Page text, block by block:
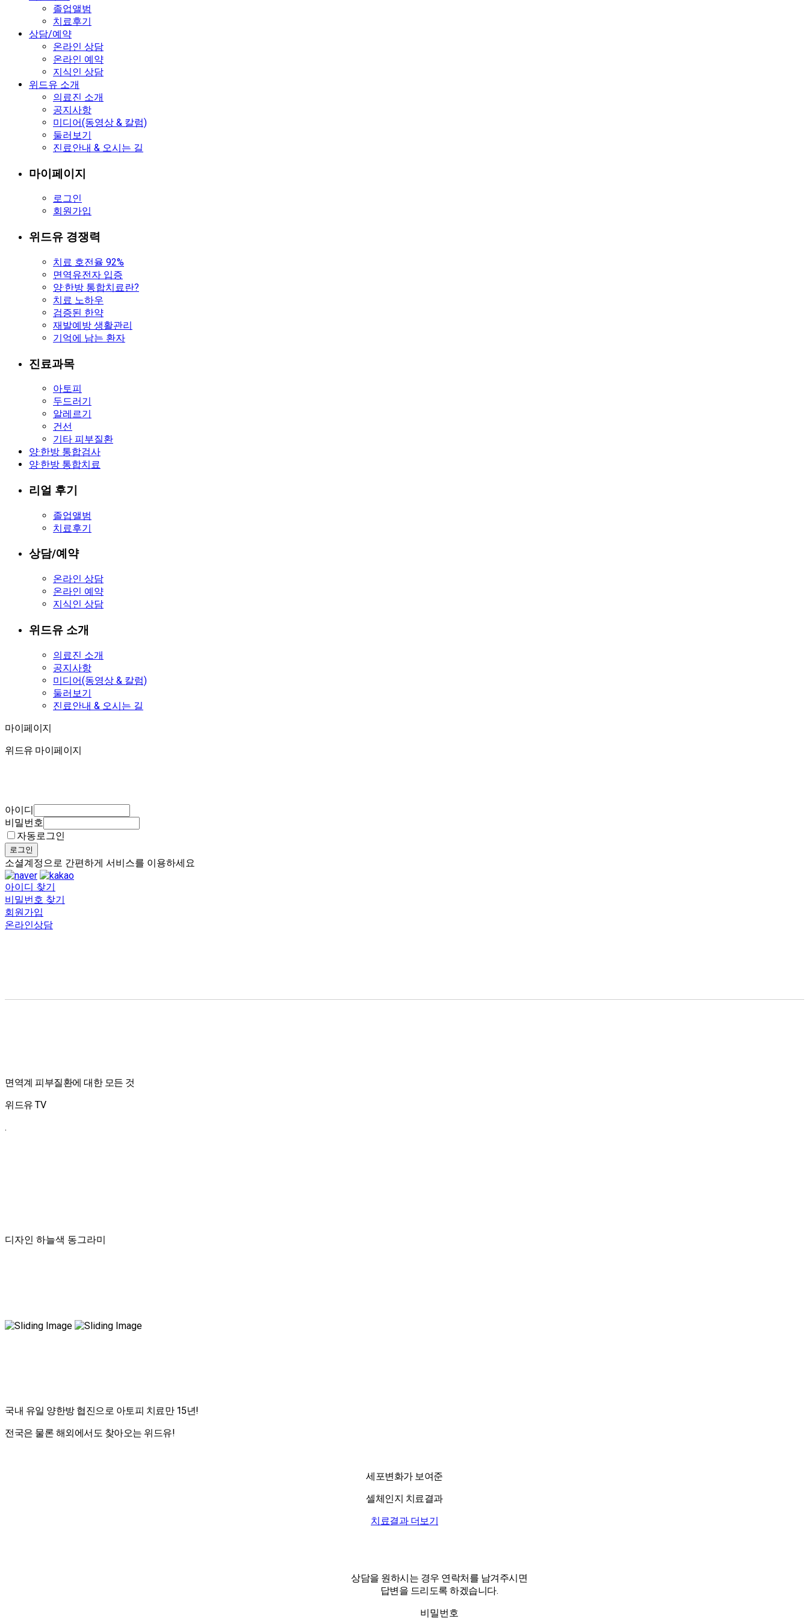
졸업앨범
치료후기
상담/예약
온라인 상담
온라인 예약
지식인 상담
위드유 소개
의료진 소개
공지사항
미디어(동영상 & 칼럼)
둘러보기
진료안내 & 오시는 길
마이페이지
로그인
회원가입
위드유 경쟁력
치료 호전율 92%
면역유전자 입증
양·한방 통합치료란?
치료 노하우
검증된 한약
재발예방 생활관리
기억에 남는 환자
진료과목
아토피
두드러기
알레르기
건선
기타 피부질환
양·한방 통합검사
양·한방 통합치료
리얼 후기
졸업앨범
치료후기
상담/예약
온라인 상담
온라인 예약
지식인 상담
위드유 소개
의료진 소개
공지사항
미디어(동영상 & 칼럼)
둘러보기
진료안내 & 오시는 길
마이페이지
마이페이지
위드유 마이페이지
아이디
비밀번호
자동로그인
로그인
소셜계정으로 간편하게 서비스를 이용하세요
아이디 찾기
비밀번호 찾기
회원가입
온라인상담
면역계 피부질환에 대한 모든 것
위드유 TV
.
디자인 하늘색 동그라미
국내 유일 양한방 협진으로 아토피 치료만 15년!
전국은 물론 해외에서도 찾아오는 위드유!
세포변화가 보여준
셀체인지 치료결과
치료결과 더보기
상담을 원하시는 경우 연락처를 남겨주시면
답변을 드리도록 하겠습니다.
비밀번호